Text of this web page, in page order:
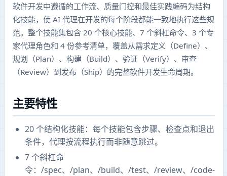
软件开发中遵循的工作流、质量门控和最佳实践编码为结构
化技能，使 AI 代理在开发的每个阶段都能一致地执行这些规
范。整个技能集包含 20 个核心技能、7 个斜杠命令、3 个专
家代理角色和 4 份参考清单，覆盖从需求定义（Define）、
规划（Plan）、构建（Build）、验证（Verify）、审查
（Review）到发布（Ship）的完整软件开发生命周期。
主要特性
20 个结构化技能：每个技能包含步骤、检查点和退出
条件，代理按流程执行而非随意跳过。
7 个斜杠命
令：/spec、/plan、/build、/test、/review、/code-